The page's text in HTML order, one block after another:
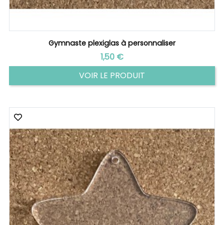
Gymnaste plexiglas à personnaliser
Prix
1,50 €
VOIR LE PRODUIT